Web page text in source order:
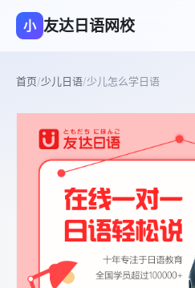
小 友达日语网校
首页/少儿日语/少儿怎么学日语